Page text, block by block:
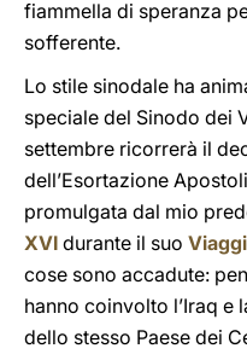
fiammella di speranza
sofferente.
Lo stile sinodale ha
speciale del Sinodo dei
settembre ricorrerà il
dell’Esortazione
promulgata dal mio
XVI durante il suo
cose sono accadute:
hanno coinvolto l’Iraq e
dello stesso Paese dei